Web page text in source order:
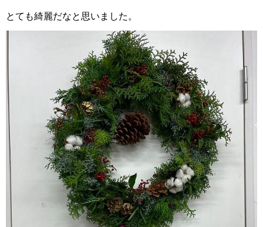
とても綺麗だなと思いました。